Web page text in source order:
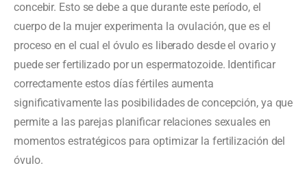
concebir. Esto se debe a que durante este período, el
cuerpo de la mujer experimenta la ovulación, que es el
proceso en el cual el óvulo es liberado desde el ovario y
puede ser fertilizado por un espermatozoide. Identificar
correctamente estos días fértiles aumenta
significativamente las posibilidades de concepción, ya que
permite a las parejas planificar relaciones sexuales en
momentos estratégicos para optimizar la fertilización del
óvulo.